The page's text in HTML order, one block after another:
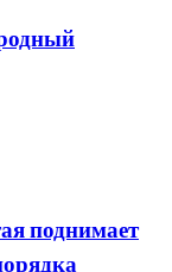
поднимает